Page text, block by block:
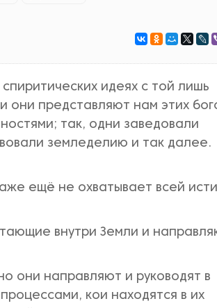
идеях с той лишь
они представляют нам этих
так, одни заведовали
земледелию и так далее.
ещё не охватывает всей
внутри Земли и
они направляют и руководят в
кои находятся в их